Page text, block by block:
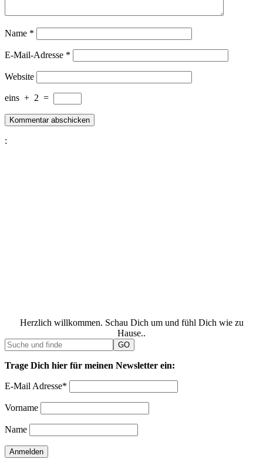
Name *
E-Mail-Adresse *
Website
eins + 2 =
:
Herzlich willkommen. Schau Dich um und fühl Dich wie zu
Hause..
Trage Dich hier für meinen Newsletter ein:
E-Mail Adresse*
Vorname
Name